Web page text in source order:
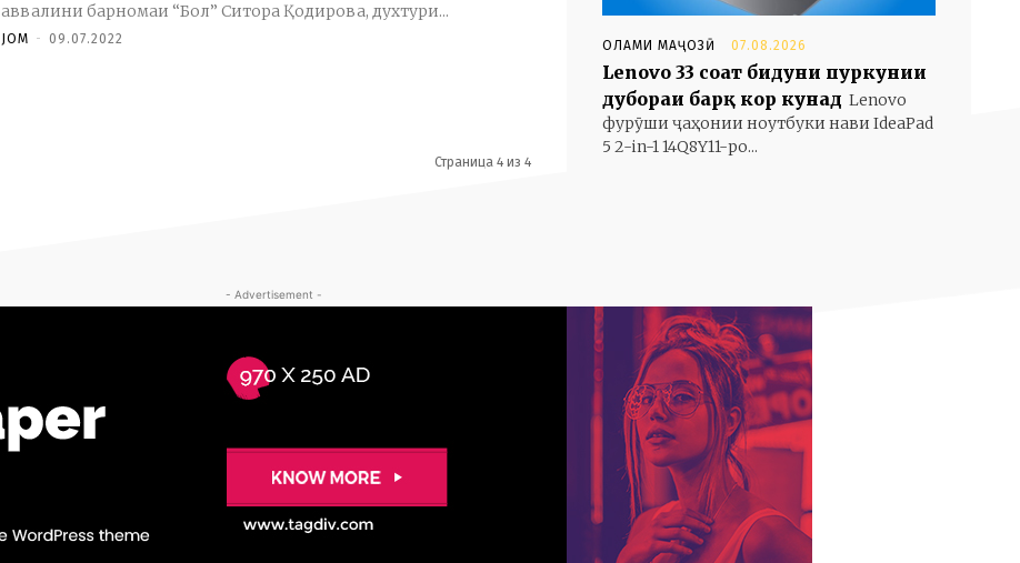
аввалини барномаи “Бол” Ситора Қодирова, духтури...
JOM - 09.07.2022
Страница 4 из 4
ОЛАМИ МАҶОЗӢ 07.08.2026
Lenovo 33 соат бидуни пуркунии
дубораи барқ кор кунад Lenovo
фурӯши ҷаҳонии ноутбуки нави IdeaPad
5 2-in-1 14Q8Y11-ро...
- Advertisement -